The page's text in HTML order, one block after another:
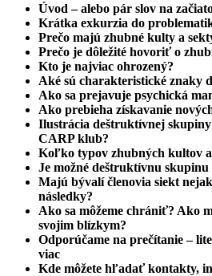
Úvod – alebo pár slov na
Krátka exkurzia do
Prečo majú zhubné kulty a
Prečo je dôležité hovoriť o
Kto je najviac ohrozený?
Aké sú charakteristické znaky
Ako sa prejavuje psychická
Ako prebieha získavanie
Ilustrácia deštruktívnej skupiny
CARP klub?
Koľko typov zhubných kultov a
Je možné deštruktívnu
Majú bývalí členovia siekt
následky?
Ako sa môžeme chrániť? Ako
svojim blízkym?
Odporúčame na prečítanie –
viac
Kde môžete hľadať kontakty,